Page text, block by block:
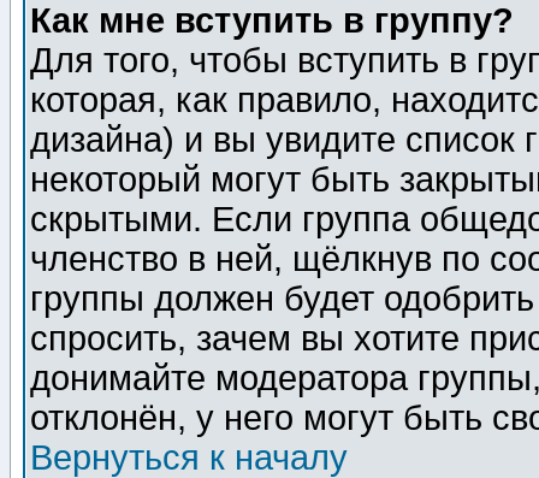
Как мне вступить в группу?
Для того, чтобы вступить в
которая, как правило,
дизайна) и вы увидите список
некоторый могут быть
скрытыми. Если группа
членство в ней, щёлкнув по
группы должен будет
спросить, зачем вы хотите
донимайте модератора
отклонён, у него могут быть
Вернуться к началу